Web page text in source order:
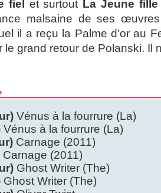
fiel et surtout La Jeune
malsaine de ses
il a reçu la Palme d’or au
grand retour de Polanski. Il
Vénus à la fourrure (La)
Vénus à la fourrure (La)
Carnage (2011)
Carnage (2011)
Ghost Writer (The)
Ghost Writer (The)